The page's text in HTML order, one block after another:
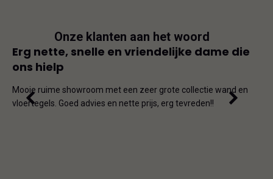
Onze klanten aan het woord
Erg nette, snelle en vriendelijke dame die
ons hielp
Mooie ruime showroom met een zeer grote collectie wand en
vloertegels. Goed advies en nette prijs, erg tevreden!!